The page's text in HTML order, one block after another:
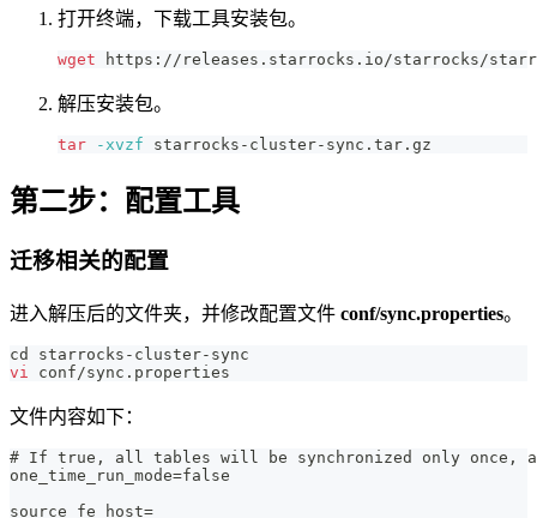
打开终端，下载工具安装包。
wget https://releases.starrocks.io/starrocks/
解压安装包。
tar -xvzf starrocks-cluster-sync.tar.gz
第二步：配置工具
迁移相关的配置
进入解压后的文件夹，并修改配置文件 conf/sync.properties。
cd
starrocks-cluster-sync
vi conf/sync.properties
文件内容如下：
# If true, all tables will be synchronized only once,
one_time_run_mode=false
source_fe_host=